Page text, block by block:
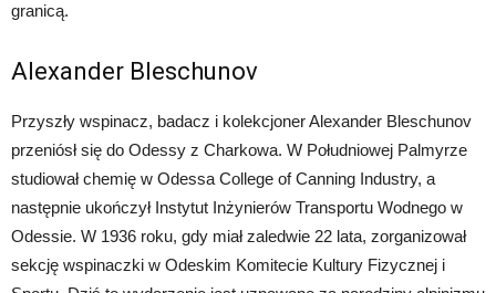
granicą.
Alexander Bleschunov
Przyszły wspinacz, badacz i kolekcjoner Alexander Bleschunov
przeniósł się do Odessy z Charkowa. W Południowej Palmyrze
studiował chemię w Odessa College of Canning Industry, a
następnie ukończył Instytut Inżynierów Transportu Wodnego w
Odessie. W 1936 roku, gdy miał zaledwie 22 lata, zorganizował
sekcję wspinaczki w Odeskim Komitecie Kultury Fizycznej i